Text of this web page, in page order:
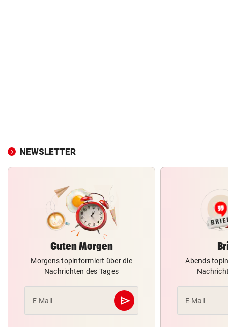
NEWSLETTER
Guten Morgen
Morgens topinformiert über die
Nachrichten des Tages
E-Mail send
Abschicken
Abends
E-Mail